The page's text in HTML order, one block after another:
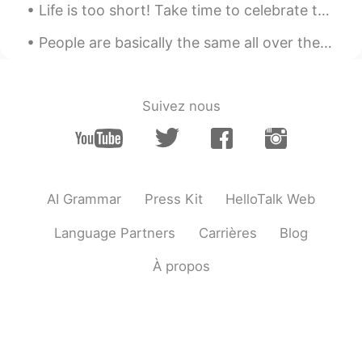
Life is too short! Take time to celebrate the amazing people in your life. It’s not WHAT we have...
People are basically the same all over the world. Everybody wants the same things; to be happy, t...
Suivez nous
AI Grammar Press Kit HelloTalk Web
Language Partners Carrières Blog
À propos